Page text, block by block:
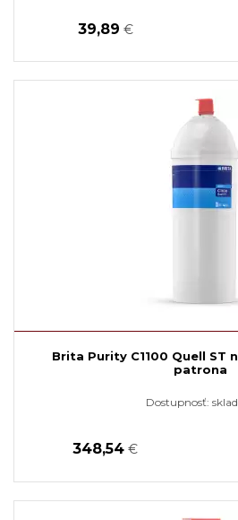
39,89 €
Brita Purity C1100 Quell ST
patrona
Dostupnosť:
348,54 €